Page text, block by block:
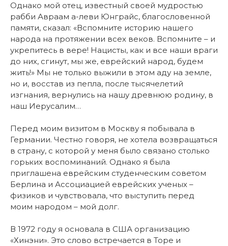
Однако мой отец, известный своей мудростью
рабби Авраам а-леви Юнграйс, благословенной
памяти, сказал: «Вспомните историю нашего
народа на протяжении всех веков. Вспомните – и
укрепитесь в вере! Нацисты, как и все наши враги
до них, сгинут, мы же, еврейский народ, будем
жить!» Мы не только выжили в этом аду на земле,
но и, восстав из пепла, после тысячелетий
изгнания, вернулись на нашу древнюю родину, в
наш Иерусалим…
Перед моим визитом в Москву я побывала в
Германии. Честно говоря, не хотела возвращаться
в страну, с которой у меня было связано столько
горьких воспоминаний. Однако я была
приглашена еврейским студенческим советом
Берлина и Ассоциацией еврейских ученых –
физиков и чувствовала, что выступить перед
моим народом – мой долг.
В 1972 году я основала в США организацию
«Хинэни». Это слово встречается в Торе и